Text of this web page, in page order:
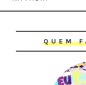
QUEM